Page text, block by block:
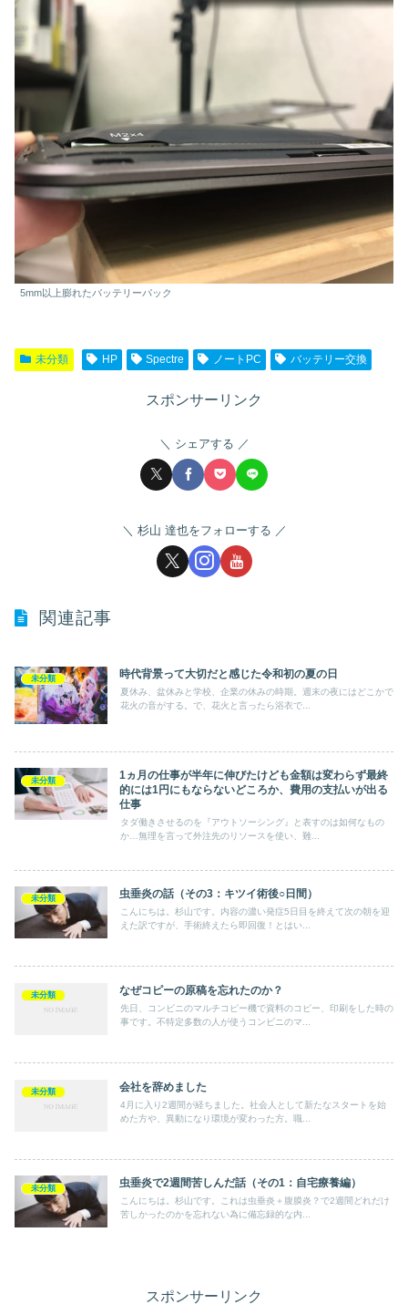
5mm以上膨れたバッテリーパック
未分類 HP Spectre ノートPC バッテリー交換
スポンサーリンク
シェアする
杉山 達也をフォローする
関連記事
未分類 時代背景って大切だと感じた令和初の夏の日
夏休み、盆休みと学校、企業の休みの時期。週末の夜にはどこかで
花火の音がする。で、花火と言ったら浴衣で...
未分類
1ヵ月の仕事が半年に伸びたけども金額は変わらず最終
的には1円にもならないどころか、費用の支払いが出る
仕事
タダ働きさせるのを『アウトソーシング』と表すのは如何なもの
か…無理を言って外注先のリソースを使い、難...
未分類 虫垂炎の話（その3：キツイ術後○日間）
こんにちは。杉山です。内容の濃い発症5日目を終えて次の朝を迎
えた訳ですが、手術終えたら即回復！とはい...
未分類 なぜコピーの原稿を忘れたのか？
先日、コンビニのマルチコピー機で資料のコピー、印刷をした時の
事です。不特定多数の人が使うコンビニのマ...
未分類 会社を辞めました
4月に入り2週間が経ちました。社会人として新たなスタートを始
めた方や、異動になり環境が変わった方。職...
未分類 虫垂炎で2週間苦しんだ話（その1：自宅療養編）
こんにちは。杉山です。これは虫垂炎＋腹膜炎？で2週間どれだけ
苦しかったのかを忘れない為に備忘録的な内...
スポンサーリンク